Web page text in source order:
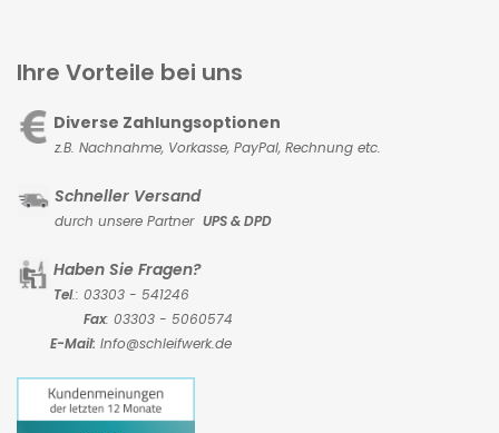
Ihre Vorteile bei uns
Diverse Zahlungsoptionen
z.B. Nachnahme, Vorkasse, PayPal, Rechnung etc.
Schneller Versand
durch unsere Partner UPS & DPD
Haben Sie Fragen?
Tel.: 03303 - 541246
Fax: 03303 - 5060574
E-Mail: Info@schleifwerk.de